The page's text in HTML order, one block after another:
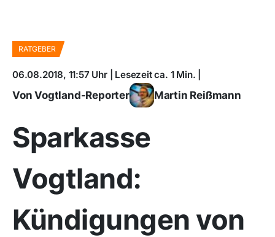
RATGEBER
06.08.2018, 11:57 Uhr | Lesezeit ca. 1 Min. |
Von Vogtland-Reporter Martin Reißmann
Sparkasse
Vogtland:
Kündigungen von